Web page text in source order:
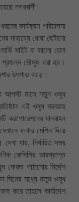
নগরবাসী।
কার্যক্রম পরিচালনা
সাহায্যে ধোয়া ছেটানো
সাইট বা কালো তেল
প্রজনন মৌসুম ধরা হয়।
উৎপাত বাড়ে।
আগস্ট মাসে নতুন ওষুধ
এই ওষুধ সরবরাহ
করপোরেশনের যানবাহন
ফগার মেশিন দিয়ে
যায়, নির্ধারিত সময়
কেসিসির ভারপ্রাপ্ত
ফেরত পাঠানোর নির্দেশ
দিনের মধ্যে নতুন ওষুধ
করে তাহলে কার্যাদেশ